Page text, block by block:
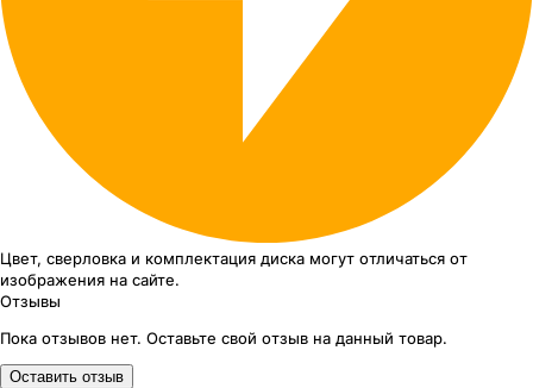
Цвет, сверловка и комплектация диска могут отличаться от
изображения на сайте.
Отзывы
Пока отзывов нет. Оставьте свой отзыв на данный товар.
Оставить отзыв